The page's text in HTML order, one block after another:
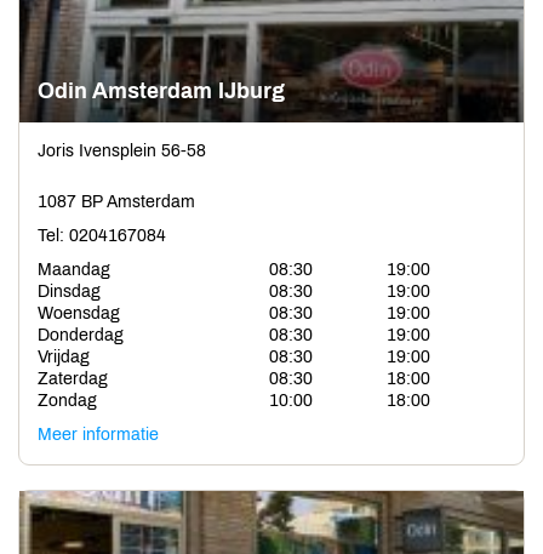
Odin Amsterdam IJburg
Joris Ivensplein 56-58
1087 BP Amsterdam
Tel: 0204167084
Maandag
08:30
19:00
Dinsdag
08:30
19:00
Woensdag
08:30
19:00
Donderdag
08:30
19:00
Vrijdag
08:30
19:00
Zaterdag
08:30
18:00
Zondag
10:00
18:00
Meer informatie